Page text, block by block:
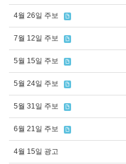
4월 26일 주보
7월 12일 주보
5월 15일 주보
5월 24일 주보
5월 31일 주보
6월 21일 주보
4월 15일 광고